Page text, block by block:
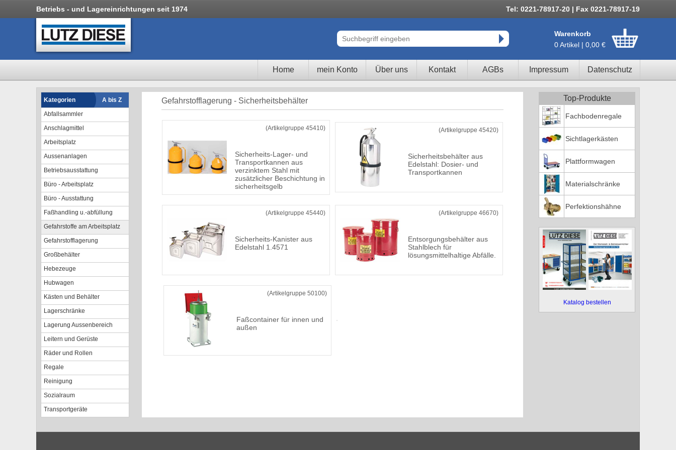
Betriebs - und Lagereinrichtungen seit 1974 Tel: 0221-78917-20 | Fax 0221-78917-19
Warenkorb
0 Artikel | 0,00 €
Home mein Konto Über uns Kontakt AGBs Impressum Datenschutz
Kategorien
A bis Z
Abfallsammler
Anschlagmittel
Arbeitsplatz
Aussenanlagen
Betriebsausstattung
Büro - Arbeitsplatz
Büro - Ausstattung
Faßhandling u.-abfüllung
Gefahrstoffe am Arbeitsplatz
Gefahrstofflagerung
Großbehälter
Hebezeuge
Hubwagen
Kästen und Behälter
Lagerschränke
Lagerung Aussenbereich
Leitern und Gerüste
Räder und Rollen
Regale
Reinigung
Sozialraum
Transportgeräte
Gefahrstofflagerung - Sicherheitsbehälter
(Artikelgruppe 45410)
Sicherheits-Lager- und
Transportkannen aus
verzinktem Stahl mit
zusätzlicher Beschichtung in
sicherheitsgelb
(Artikelgruppe 45420)
Sicherheitsbehälter aus
Edelstahl: Dosier- und
Transportkannen
(Artikelgruppe 45440)
Sicherheits-Kanister aus
Edelstahl 1.4571
(Artikelgruppe 46670)
Entsorgungsbehälter aus
Stahlblech für
lösungsmittelhaltige Abfälle.
(Artikelgruppe 50100)
Faßcontainer für innen und
außen
Top-Produkte
Fachbodenregale
Sichtlagerkästen
Plattformwagen
Materialschränke
Perfektionshähne
Katalog bestellen